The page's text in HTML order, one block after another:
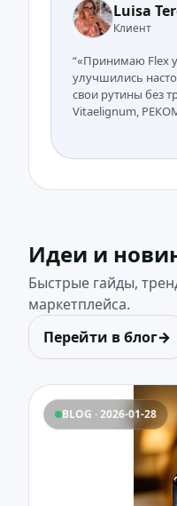
Luisa
Клиент
“«Принимаю Flex
улучшились
свои рутины без
Vitaelignum,
Идеи и
Быстрые гайды,
маркетплейса.
Перейти в блог→
BLOG · 2026-01-28